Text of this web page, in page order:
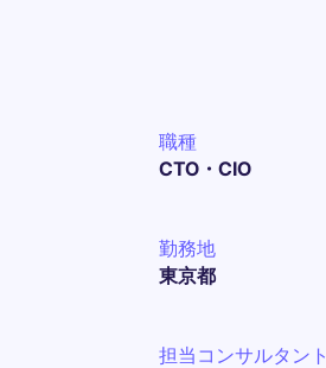
職種
CTO・CIO
勤務地
東京都
担当コンサルタント